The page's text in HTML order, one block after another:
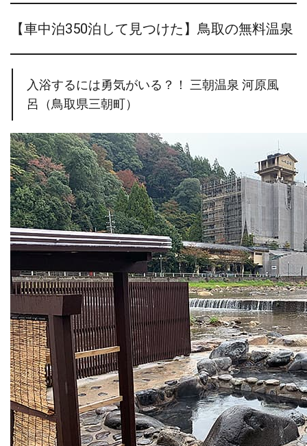
【車中泊350泊して見つけた】鳥取の無料温泉
入浴するには勇気がいる？！ 三朝温泉 河原風
呂（鳥取県三朝町）